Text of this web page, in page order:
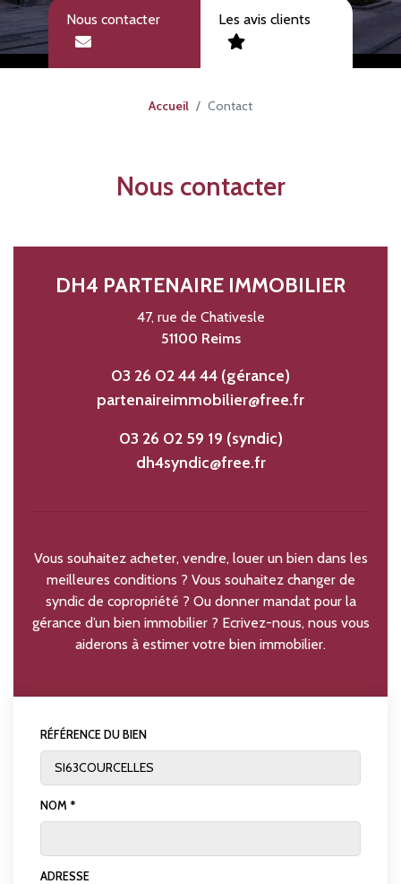
Nous contacter Les avis clients
Accueil Contact
Nous contacter
DH4 PARTENAIRE IMMOBILIER
47, rue de Chativesle
51100 Reims
03 26 02 44 44 (gérance)
partenaireimmobilier@free.fr
03 26 02 59 19 (syndic)
dh4syndic@free.fr
Vous souhaitez acheter, vendre, louer un bien dans les
meilleures conditions ? Vous souhaitez changer de
syndic de copropriété ? Ou donner mandat pour la
gérance d’un bien immobilier ? Ecrivez-nous, nous vous
aiderons à estimer votre bien immobilier.
RÉFÉRENCE DU BIEN
NOM *
ADRESSE